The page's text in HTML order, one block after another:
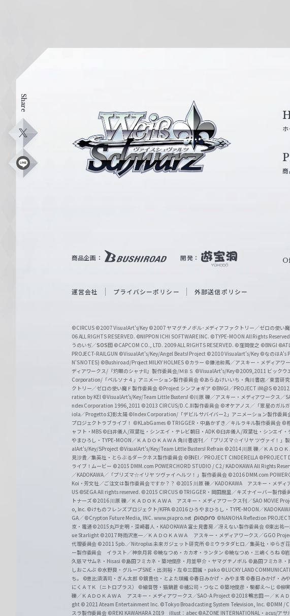
Share
X
L
ス
W
i
c
h
w
a
r
z
商品企画： 開発：
運営会社 プライバシーポリシー 外部送信ポリシー
©CIRCUS ©2007 VisualArt's/Key ©2007 ヤマグチノボル･メディアファクトリー／ゼロの使い
06 ALL RIGHTS RESERVED. ©NIPPON ICHI SOFTWARE INC. ©TYPE-MOON All Rights
うのいぢ／SOS団 ©CAPCOM CO., LTD. 2009 ALL RIGHTS RESERVED. ©窪岡俊之 ©BNGI
PROJECT-RAILGUN ©VisualArt's/Key/Angel Beats! Project ©2010 Visualart's/Key ©なのはA's
N'S NOTES) ©Bushiroad/Project MILKY HOLMES ©カラー ©鎌池和馬／アスキー・メディアワ
ディアワークス/『灼眼のシャナII』製作委員会/ＭＢＳ ©VisualArt's/Key©2009,2011 ビックウ
Corporation/「ペルソナ４」アニメーション製作委員会 ©あらゐけいいち・角川書店／東雲研
クトリー／ゼロの使い魔Ｆ製作委員会 ©Project シンフォギア ©BNGI／PROJECT iM@S ©2012
ration by KEI ©VisualArt's/Key/Team Little Busters! ©川原 礫／アスキー・メディアワークス／
ndex Corporation 1996,2011 ©2013 CIRCUS/D.C.III製作委員会 ©オケアノス／「翠星のガル
iola／Progetto 幻影太陽 ©Index Corporation/「デビルサバイバー2」アニメーション製作委員
プロジェクトラブライブ！ ©KLabGames © TRIGGER・中島かずき／キルラキル製作委員会 ©
ャフト・MBS ©臼井儀人/双葉社・シンエイ・テレビ朝日・ADK ©臼井儀人/双葉社・シンエイ
やまひろし・TYPE-MOON／ＫＡＤＯＫＡＷＡ 角川書店刊／「プリズマ☆イリヤ ツヴァイ！」
alArt's/Key/SProject ©VisualArt's/Key/Team Little Busters! Refrain ©2014 川原 礫／ＫＡＤＯ
見沙貴／集英社・とらぶるダークネス製作委員会 ©BNEI／PROJECT CINDERELLA ©PROJECT
ライブ！ムービー ©2015 DMM.com POWERCHORD STUDIO / C2 / KADOKAWA All Rights
／KADOKAWA／「プリズマ☆イリヤ ツヴァイ ヘルツ！」製作委員会 ©2016 DMM.com
Koi・芳文社／ご注文は製作委員会ですか？？ ©2015 川原 礫／KADOKAWA アスキー・メディ
US ©SEGA All rights reserved. ©2015 CIRCUS ©TRIGGER・岡田麿里／キズナイーバー製作委
トナーズ©2016 川原 礫／ＫＡＤＯＫＡＷＡ アスキー・メディアワークス刊／SAO MOVIE
o, Inc. ©けものフレンズプロジェクト/KFPA ©2016 ひろやまひろし・TYPE-MOON／
GA／ ©Crypton Future Media, INC. www.piapro.net
©NANOHA Reflection PROJECT
京・電通 ©2015丸戸史明・深崎暮人・KADOKAWA 富士見書房／冴えない製作委員会 ©東出祐一
ue Starlight ©2017 時雨沢恵一／ＫＡＤＯＫＡＷＡ アスキー・メディアワークス／GGO
代理委員会 ©2011 5pb.／Nitroplus 未来ガジェット研究所 ©ミウラタダヒロ／集英社・ゆらぎ
ー製作委員会 イラスト／神奈月昇 ©暁なつめ・カカオ・ランタン ©暁なつめ・三嶋くろね ©
久慈マサムネ・Hisasi ©島田フミカネ・築地俊彦・月並甲介・ヤマグチノボル ©島田フミカネ・
しおこんぶ ©水野良・グループSNE・出渕裕・左 ©三田誠・pako ©LUCKY LAND
ち。
©恵比須清司・ぎん太郎 ©鏡貴也・とよた瑣織 ©春日みかげ・みやま零 ©春日みかげ・み
にくＡＴＫ（ニトロプラス） ©細音啓・猫鍋蒼 ©橘公司・つなこ ©築地俊彦・駒都え～じ ©柳
礫／ＫＡＤＯＫＡＷＡ アスキー・メディアワークス／SAO-A Project ©2018 鴨志田 一／ＫＡ
ght © 2021 Ateam Entertainment Inc. ©Tokyo Broadcasting System Television, Inc. ©DMM /
スラ製作委員会 ©REKI KAWAHARA 2019 illust：abec ©AZONE INTERNATIONAL・acus/アサ